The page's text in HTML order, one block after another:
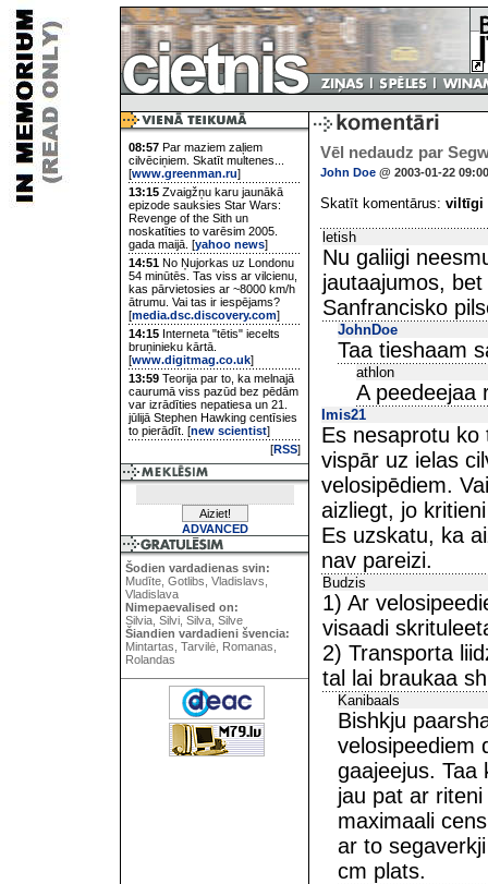
08:57 Par maziem zaļiem
cilvēciņiem. Skatīt multenes...
[www.greenman.ru]
13:15 Zvaigžņu karu jaunākā
epizode sauksies Star Wars:
Revenge of the Sith un
noskatīties to varēsim 2005.
gada maijā. [yahoo news]
14:51 No Ņujorkas uz Londonu
54 minūtēs. Tas viss ar vilcienu,
kas pārvietosies ar ~8000 km/h
ātrumu. Vai tas ir iespējams?
[media.dsc.discovery.com]
14:15 Interneta "tētis" iecelts
bruņinieku kārtā.
[www.digitmag.co.uk]
13:59 Teorija par to, ka melnajā
caurumā viss pazūd bez pēdām
var izrādīties nepatiesa un 21.
jūlijā Stephen Hawking centīsies
to pierādīt. [new scientist]
[RSS]
ADVANCED
Šodien vardadienas svin:
Mudīte, Gotlibs, Vladislavs,
Vladislava
Nimepaevalised on:
Silvia, Silvi, Silva, Silve
Šiandien vardadieni švencia:
Mintartas, Tarvilė, Romanas,
Rolandas
Vēl nedaudz par
John Doe @ 2003-01-22 09:00
Skatīt komentārus: viltīgi
letish
Nu galiigi
jautaajumos,
Sanfrancisko
JohnDoe
Taa tieshaam
athlon
A peedeejaa
Imis21
Es nesaprotu
vispār uz ielas
velosipēdiem.
aizliegt, jo
Es uzskatu, ka
nav pareizi.
Budzis
1) Ar
visaadi
2) Transporta
tal lai braukaa
Kanibaals
Bishkju
velosipeediem
gaajeejus. Taa
jau pat ar
maximaali
ar to
cm plats.